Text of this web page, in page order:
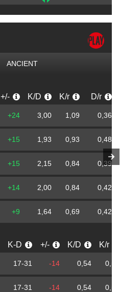
ANCIENT
+/- K/D K/r D/r
+24 3,00 1,09 0,36
+15 1,93 0,93 0,48
+15 2,15 0,84 0,39
+14 2,00 0,84 0,42
+9 1,64 0,69 0,42
K-D +/- K/D K/r
17-31 -14 0,54 0,51
17-31 -14 0,54 0,51